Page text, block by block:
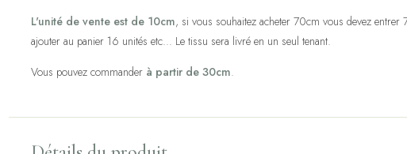
L'unité de vente est de 10cm, si vous souhaitez acheter 70cm vous devez
ajouter au panier 16 unités etc... Le tissu sera livré en un seul tenant.
Vous pouvez commander à partir de 30cm.